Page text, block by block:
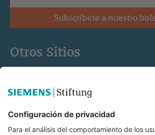
Subscríbete a nuestro
Otros Sitios
Educación STEM
Mediaportal